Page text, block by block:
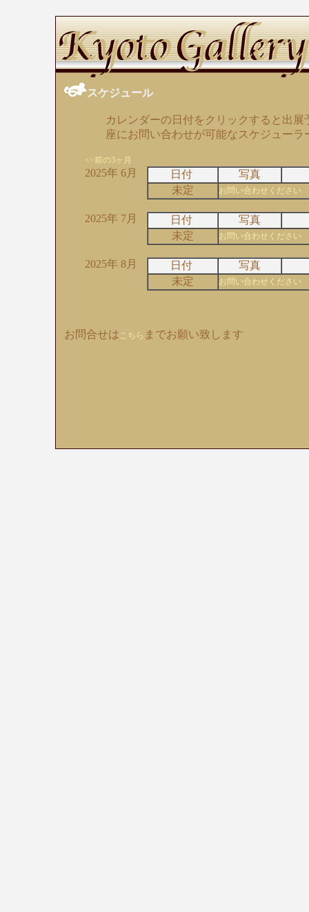
スケジュール
カレンダーの日付をクリックすると出
座にお問い合わせが可能なスケジュー
<<前の3ヶ月
2025年 6月 日付
写真
未定
お問い合わせください
2025年 7月 日付
写真
未定
お問い合わせください
2025年 8月 日付
写真
未定
お問い合わせください
お問合せは こちら までお願い致します